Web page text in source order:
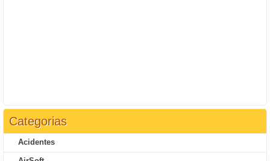
Categorias
Acidentes